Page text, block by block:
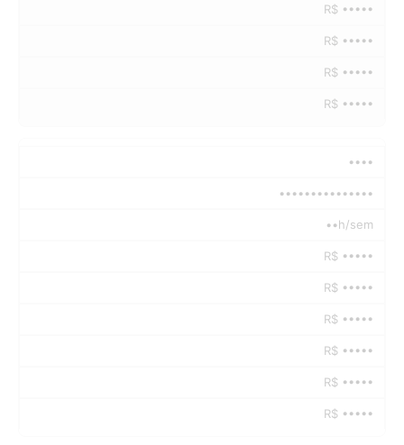
R$ •••••
R$ •••••
R$ •••••
R$ •••••
••••
•••••••••••••••
••h/sem
R$ •••••
R$ •••••
R$ •••••
R$ •••••
R$ •••••
R$ •••••